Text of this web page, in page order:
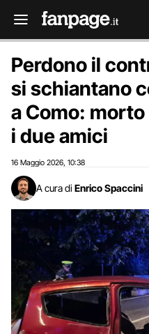
Perdono il
si schiantano
a Como:
i due amici
16 Maggio 2026 10:38
A cura di Enrico Spaccini